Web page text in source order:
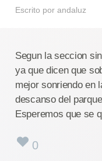
Escrito por andaluz
Segun la seccion
ya que dicen que
mejor sonriendo en
descanso del
Esperemos que se
0